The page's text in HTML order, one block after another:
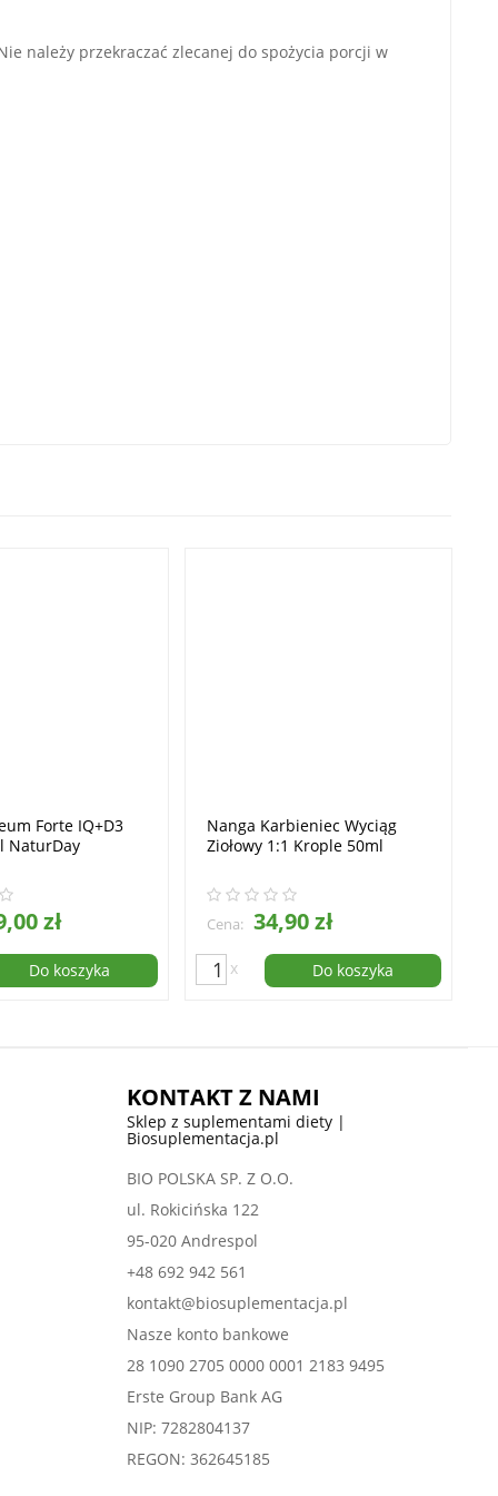
należy przekraczać zlecanej do spożycia porcji w
Forte IQ+D3
NaturDay
zł
Do koszyka
Nanga Karbieniec Wyciąg
Ziołowy 1:1 Krople 50ml
Cena: 34,90 zł
x Do koszyka
KONTAKT Z NAMI
Sklep z suplementami diety |
Biosuplementacja.pl
BIO POLSKA SP. Z O.O.
ul. Rokicińska 122
95-020 Andrespol
+48 692 942 561
kontakt@biosuplementacja.pl
Nasze konto bankowe
28 1090 2705 0000 0001 2183 9495
Erste Group Bank AG
NIP: 7282804137
REGON: 362645185